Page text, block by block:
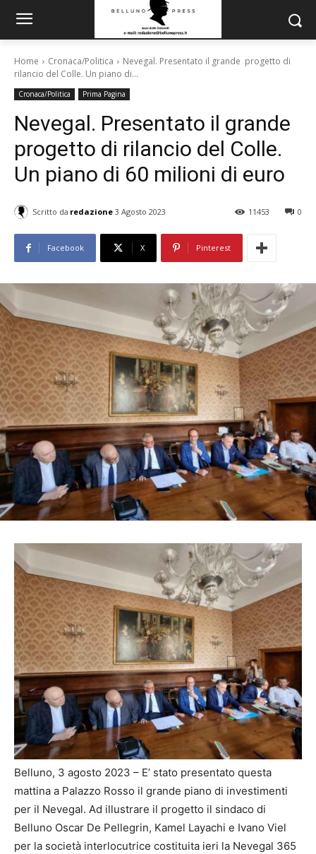
Home Cronaca/Politica
Nevegal. Presentato il grande progetto di
rilancio del Colle. Un piano di...
Cronaca/Politica Prima Pagina
Nevegal. Presentato il grande
progetto di rilancio del Colle.
Un piano di 60 milioni di euro
Scritto da redazione 3 Agosto 2023 0
11453
Facebook X Pinterest
Belluno, 3 agosto 2023 – E’ stato presentato questa
mattina a Palazzo Rosso il grande piano di investimenti
per il Nevegal. Ad illustrare il progetto il sindaco di
Belluno Oscar De Pellegrin, Kamel Layachi e Ivano Viel
per la società interlocutrice costituita ieri la Nevegal 365